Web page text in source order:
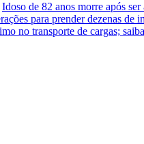
Idoso de 82 anos morre após
para prender dezenas de
no transporte de cargas;